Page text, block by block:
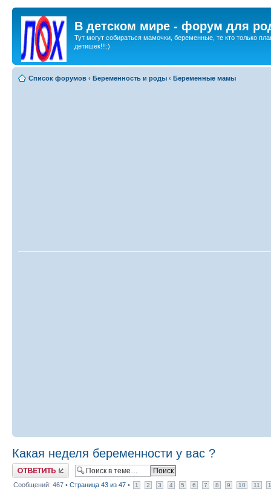
В детском мире - форум для
Тут могут собираться мамочки, беременные, те кто только
детишек!!!:)
Список форумов ‹ Беременность и роды ‹ Беременные мамы
Какая неделя беременности у вас ?
Ответить
Сообщений: 467 • Страница 43 из 47 • 1 2 3 4 5 6 7 8 9 10 11